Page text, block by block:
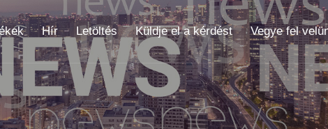
Hír Letöltés Küldje el a kérdést Vegye fel